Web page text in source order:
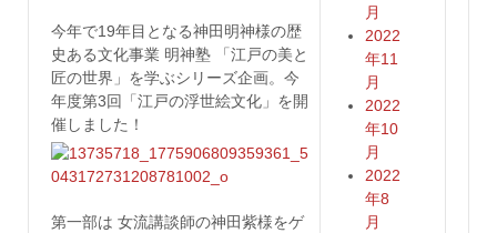
今年で19年目となる神田明神様の歴
史ある文化事業 明神塾 「江戸の美と
匠の世界」を学ぶシリーズ企画。今
年度第3回「江戸の浮世絵文化」を開
催しました！
第一部は 女流講談師の神田紫様をゲ
月
2022
年11
月
2022
年10
月
2022
年8
月